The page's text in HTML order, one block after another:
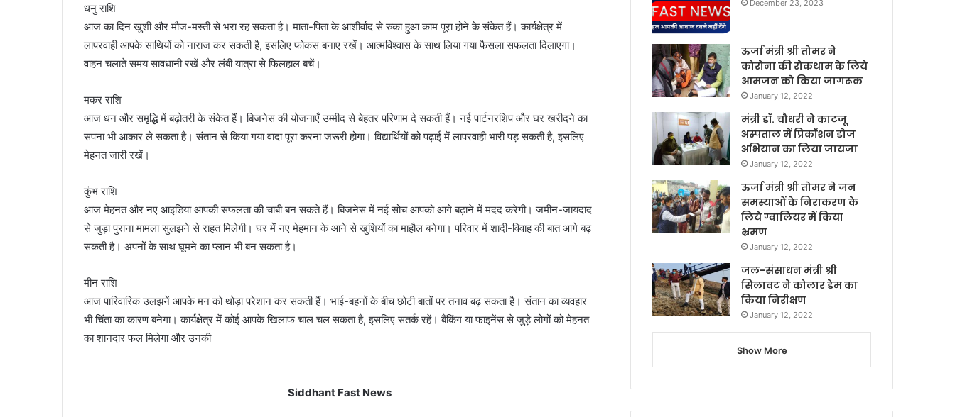
धनु राशि
आज का दिन खुशी और मौज-मस्ती से भरा रह सकता है। माता-पिता के आशीर्वाद से रुका हुआ काम पूरा होने के संकेत हैं। कार्यक्षेत्र में
लापरवाही आपके साथियों को नाराज कर सकती है, इसलिए फोकस बनाए रखें। आत्मविश्वास के साथ लिया गया फैसला सफलता दिलाएगा।
वाहन चलाते समय सावधानी रखें और लंबी यात्रा से फिलहाल बचें।
मकर राशि
आज धन और समृद्धि में बढ़ोतरी के संकेत हैं। बिजनेस की योजनाएँ उम्मीद से बेहतर परिणाम दे सकती हैं। नई पार्टनरशिप और घर खरीदने का
सपना भी आकार ले सकता है। संतान से किया गया वादा पूरा करना जरूरी होगा। विद्यार्थियों को पढ़ाई में लापरवाही भारी पड़ सकती है, इसलिए
मेहनत जारी रखें।
कुंभ राशि
आज मेहनत और नए आइडिया आपकी सफलता की चाबी बन सकते हैं। बिजनेस में नई सोच आपको आगे बढ़ाने में मदद करेगी। जमीन-जायदाद
से जुड़ा पुराना मामला सुलझने से राहत मिलेगी। घर में नए मेहमान के आने से खुशियों का माहौल बनेगा। परिवार में शादी-विवाह की बात आगे बढ़
सकती है। अपनों के साथ घूमने का प्लान भी बन सकता है।
मीन राशि
आज पारिवारिक उलझनें आपके मन को थोड़ा परेशान कर सकती हैं। भाई-बहनों के बीच छोटी बातों पर तनाव बढ़ सकता है। संतान का व्यवहार
भी चिंता का कारण बनेगा। कार्यक्षेत्र में कोई आपके खिलाफ चाल चल सकता है, इसलिए सतर्क रहें। बैंकिंग या फाइनेंस से जुड़े लोगों को मेहनत
का शानदार फल मिलेगा और उनकी
Siddhant Fast News
December 23, 2023
ऊर्जा मंत्री श्री तोमर ने
कोरोना की रोकथाम के लिये
आमजन को किया जागरूक
January 12, 2022
मंत्री डॉ. चौधरी ने काटजू
अस्पताल में प्रिकॉशन डोज
अभियान का लिया जायजा
January 12, 2022
ऊर्जा मंत्री श्री तोमर ने जन
समस्याओं के निराकरण के
लिये ग्वालियर में किया
भ्रमण
January 12, 2022
जल-संसाधन मंत्री श्री
सिलावट ने कोलार डेम का
किया निरीक्षण
January 12, 2022
Show More